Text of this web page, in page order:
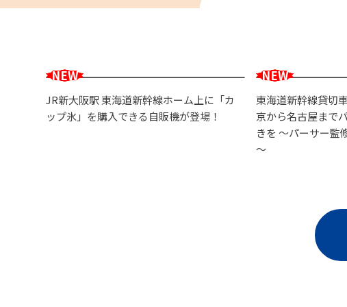
JR新大阪駅 東海道新幹線ホーム上に「カ
ップ氷」を購入できる自販機が登場！
東海道新幹線貸切
京から名古屋まで
きを ～パーサー監
～